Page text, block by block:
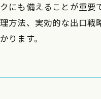
も備えることが重
法、実効的な出口
ります。